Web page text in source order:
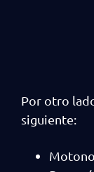
Por otro
siguiente: